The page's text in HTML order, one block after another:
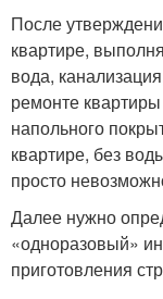
После
квартире,
вода,
ремонте
напольного
квартире, без
просто
Далее нужно
«одноразовый»
приготовления